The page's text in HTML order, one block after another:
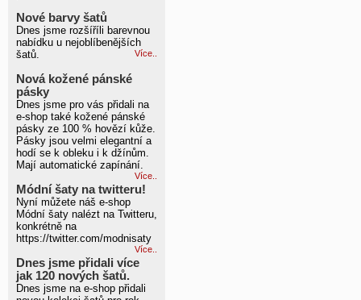
Nové barvy šatů
Dnes jsme rozšíříli barevnou
nabídku u nejoblíbenějších
šatů.
Více..
Nová kožené pánské
pásky
Dnes jsme pro vás přidali na
e-shop také kožené pánské
pásky ze 100 % hovězí kůže.
Pásky jsou velmi elegantní a
hodí se k obleku i k džínům.
Mají automatické zapínání.
Více..
Módní šaty na twitteru!
Nyní můžete náš e-shop
Módní šaty nalézt na Twitteru,
konkrétně na
https://twitter.com/modnisaty
Více..
Dnes jsme přidali více
jak 120 nových šatů.
Dnes jsme na e-shop přidali